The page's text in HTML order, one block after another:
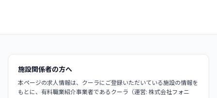
施設関係者の方へ
本ページの求人情報は、クーラにご登録いただいている施設の情報を
もとに、有料職業紹介事業者であるクーラ（運営: 株式会社フォニ